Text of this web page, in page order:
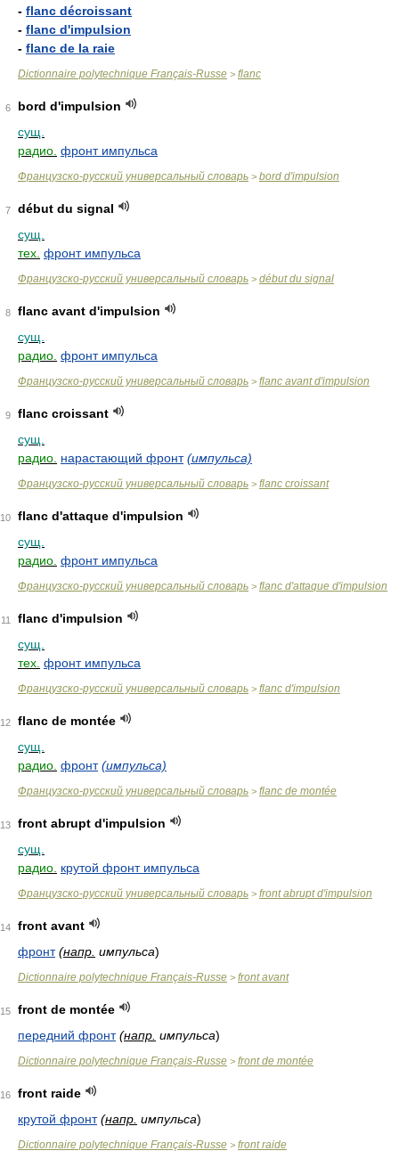
- flanc décroissant
- flanc d'impulsion
- flanc de la raie
Dictionnaire polytechnique Français-Russe > flanc
6
bord d'impulsion
сущ.
радио. фронт импульса
Французско-русский универсальный словарь > bord d'impulsion
7
début du signal
сущ.
тех. фронт импульса
Французско-русский универсальный словарь > début du signal
8
flanc avant d'impulsion
сущ.
радио. фронт импульса
Французско-русский универсальный словарь > flanc avant d'impulsion
9
flanc croissant
сущ.
радио. нарастающий фронт (импульса)
Французско-русский универсальный словарь > flanc croissant
10
flanc d'attaque d'impulsion
сущ.
радио. фронт импульса
Французско-русский универсальный словарь > flanc d'attaque d'impulsion
11
flanc d'impulsion
сущ.
тех. фронт импульса
Французско-русский универсальный словарь > flanc d'impulsion
12
flanc de montée
сущ.
радио. фронт (импульса)
Французско-русский универсальный словарь > flanc de montée
13
front abrupt d'impulsion
сущ.
радио. крутой фронт импульса
Французско-русский универсальный словарь > front abrupt d'impulsion
14
front avant
фронт (напр. импульса)
Dictionnaire polytechnique Français-Russe > front avant
15
front de montée
передний фронт (напр. импульса)
Dictionnaire polytechnique Français-Russe > front de montée
16
front raide
крутой фронт (напр. импульса)
Dictionnaire polytechnique Français-Russe > front raide